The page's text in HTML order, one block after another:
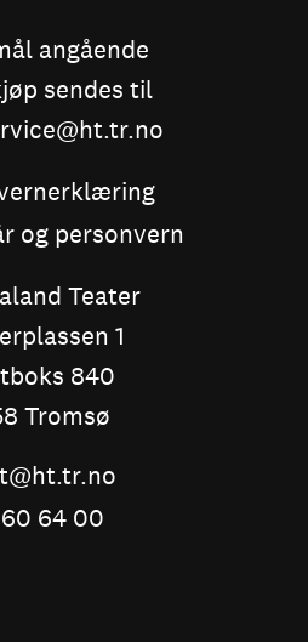
angående
sendes til
og personvern
Teater
1
840
Tromsø
64 00